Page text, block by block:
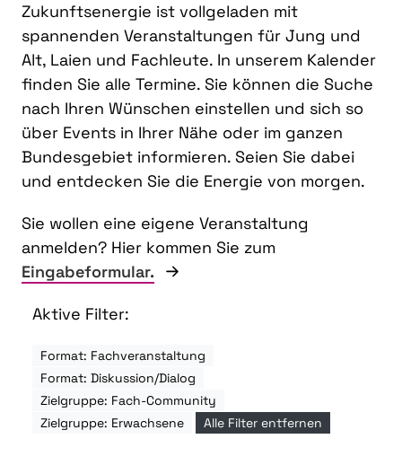
Zukunftsenergie ist vollgeladen mit
spannenden Veranstaltungen für Jung und
Alt, Laien und Fachleute. In unserem Kalender
finden Sie alle Termine. Sie können die Suche
nach Ihren Wünschen einstellen und sich so
über Events in Ihrer Nähe oder im ganzen
Bundesgebiet informieren. Seien Sie dabei
und entdecken Sie die Energie von morgen.
Sie wollen eine eigene Veranstaltung
anmelden? Hier kommen Sie zum
Eingabeformular.
Aktive Filter:
Format: Fachveranstaltung
Format: Diskussion/Dialog
Zielgruppe: Fach-Community
Zielgruppe: Erwachsene
Alle Filter entfernen